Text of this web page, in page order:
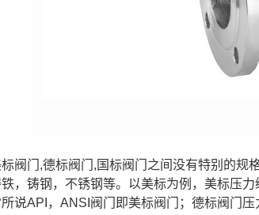
标阀门,德标阀门,国标阀门之间没有特别的规
，铸钢，不锈钢等。以美标为例，美标压
所说API，ANSI阀门即美标阀门；德标阀门